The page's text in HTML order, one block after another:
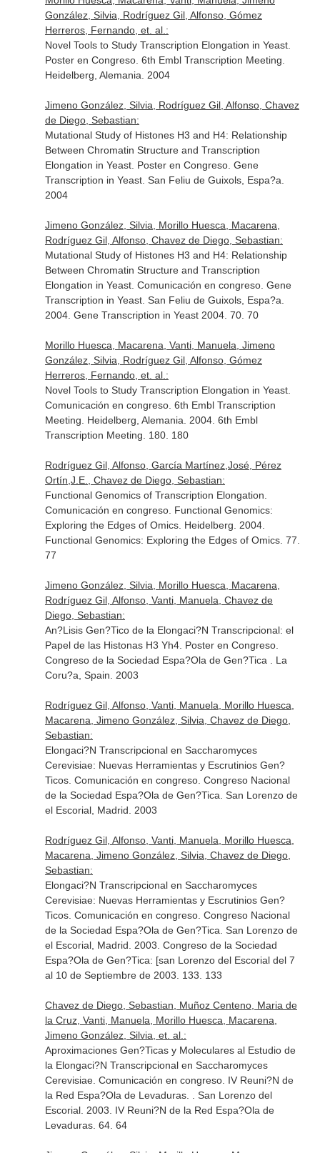
González, Silvia, Rodríguez Gil, Alfonso, Gómez
Herreros, Fernando, et. al.:
Novel Tools to Study Transcription Elongation in Yeast.
Poster en Congreso. 6th Embl Transcription Meeting.
Heidelberg, Alemania. 2004
Jimeno González, Silvia, Rodríguez Gil, Alfonso, Chavez
de Diego, Sebastian:
Mutational Study of Histones H3 and H4: Relationship
Between Chromatin Structure and Transcription
Elongation in Yeast. Poster en Congreso. Gene
Transcription in Yeast. San Feliu de Guixols, Espa?a.
2004
Jimeno González, Silvia, Morillo Huesca, Macarena,
Rodríguez Gil, Alfonso, Chavez de Diego, Sebastian:
Mutational Study of Histones H3 and H4: Relationship
Between Chromatin Structure and Transcription
Elongation in Yeast. Comunicación en congreso. Gene
Transcription in Yeast. San Feliu de Guixols, Espa?a.
2004. Gene Transcription in Yeast 2004. 70. 70
Morillo Huesca, Macarena, Vanti, Manuela, Jimeno
González, Silvia, Rodríguez Gil, Alfonso, Gómez
Herreros, Fernando, et. al.:
Novel Tools to Study Transcription Elongation in Yeast.
Comunicación en congreso. 6th Embl Transcription
Meeting. Heidelberg, Alemania. 2004. 6th Embl
Transcription Meeting. 180. 180
Rodríguez Gil, Alfonso, García Martínez,José, Pérez
Ortín,J.E., Chavez de Diego, Sebastian:
Functional Genomics of Transcription Elongation.
Comunicación en congreso. Functional Genomics:
Exploring the Edges of Omics. Heidelberg. 2004.
Functional Genomics: Exploring the Edges of Omics. 77.
77
Jimeno González, Silvia, Morillo Huesca, Macarena,
Rodríguez Gil, Alfonso, Vanti, Manuela, Chavez de
Diego, Sebastian:
An?Lisis Gen?Tico de la Elongaci?N Transcripcional: el
Papel de las Histonas H3 Yh4. Poster en Congreso.
Congreso de la Sociedad Espa?Ola de Gen?Tica . La
Coru?a, Spain. 2003
Rodríguez Gil, Alfonso, Vanti, Manuela, Morillo Huesca,
Macarena, Jimeno González, Silvia, Chavez de Diego,
Sebastian:
Elongaci?N Transcripcional en Saccharomyces
Cerevisiae: Nuevas Herramientas y Escrutinios Gen?
Ticos. Comunicación en congreso. Congreso Nacional
de la Sociedad Espa?Ola de Gen?Tica. San Lorenzo de
el Escorial, Madrid. 2003
Rodríguez Gil, Alfonso, Vanti, Manuela, Morillo Huesca,
Macarena, Jimeno González, Silvia, Chavez de Diego,
Sebastian:
Elongaci?N Transcripcional en Saccharomyces
Cerevisiae: Nuevas Herramientas y Escrutinios Gen?
Ticos. Comunicación en congreso. Congreso Nacional
de la Sociedad Espa?Ola de Gen?Tica. San Lorenzo de
el Escorial, Madrid. 2003. Congreso de la Sociedad
Espa?Ola de Gen?Tica: [san Lorenzo del Escorial del 7
al 10 de Septiembre de 2003. 133. 133
Chavez de Diego, Sebastian, Muñoz Centeno, Maria de
la Cruz, Vanti, Manuela, Morillo Huesca, Macarena,
Jimeno González, Silvia, et. al.:
Aproximaciones Gen?Ticas y Moleculares al Estudio de
la Elongaci?N Transcripcional en Saccharomyces
Cerevisiae. Comunicación en congreso. IV Reuni?N de
la Red Espa?Ola de Levaduras. . San Lorenzo del
Escorial. 2003. IV Reuni?N de la Red Espa?Ola de
Levaduras. 64. 64